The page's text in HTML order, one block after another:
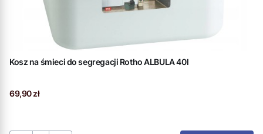
Kosz na śmieci do segregacji Rotho ALBULA 40l
Cena
69,90 zł